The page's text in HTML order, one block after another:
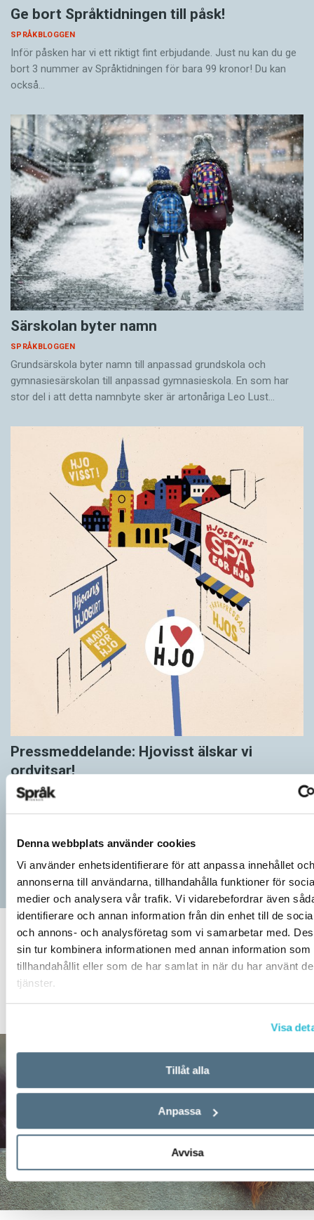
Denna webbplats använder cookies
Vi använder enhetsidentifierare för att anpassa innehållet och
annonserna till användarna, tillhandahålla funktioner för
medier och analysera vår trafik. Vi vidarebefordrar även
identifierare och annan information från din enhet till de
och annons- och analysföretag som vi samarbetar med.
sin tur kombinera informationen med annan information som
tillhandahållit eller som de har samlat in när du har använt
tjänster.
Visa
Tillåt alla
Anpassa
Avvisa
Ge bort Språktidningen till påsk!
SPRÅKBLOGGEN
Inför påsken har vi ett riktigt fint erbjudande. Just nu kan du ge
bort 3 nummer av Språktidningen för bara 99 kronor! Du kan
också…
Särskolan byter namn
SPRÅKBLOGGEN
Grundsärskola byter namn till anpassad grundskola och
gymnasiesärskolan till anpassad gymnasieskola. En som har
stor del i att detta namnbyte sker är artonåriga Leo Lust…
Pressmeddelande: Hjovisst älskar vi
ordvitsar!
SPRÅKBLOGGEN
kommunen med en humoristisk knorr, säger Anders Svensson,
SPRÅKBLOGGEN
Veckans nyord:
djuränkling